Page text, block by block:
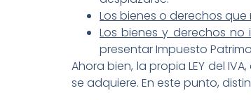
Los bienes o derechos
Los bienes y derechos
presentar Impuesto
Ahora bien, la propia LEY del
se adquiere. En este punto,